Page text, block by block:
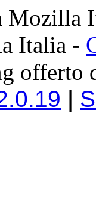
Mozilla
Italia -
offerto
|